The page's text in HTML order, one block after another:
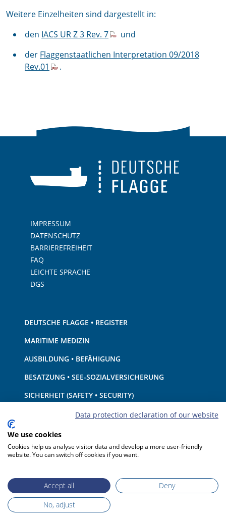
Weitere Einzelheiten sind dargestellt in:
den IACS UR Z 3 Rev. 7
und
der Flaggenstaatlichen Interpretation 09/2018
Rev.01
.
IMPRESSUM
DATENSCHUTZ
BARRIEREFREIHEIT
FAQ
LEICHTE SPRACHE
DGS
DEUTSCHE FLAGGE • REGISTER
MARITIME MEDIZIN
AUSBILDUNG • BEFÄHIGUNG
BESATZUNG • SEE-SOZIALVERSICHERUNG
SICHERHEIT (SAFETY • SECURITY)
SCHIFF • AUSRÜSTUNG
UMWELTSCHUTZ • KLIMA
HAFTUNG • FINANZEN
Data protection declaration of our website
We use cookies
Cookies help us analyse visitor data and develop a more user-friendly
website. You can switch off cookies if you want.
Accept all
Deny
No, adjust